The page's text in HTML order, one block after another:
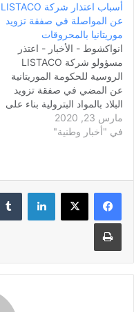
الروسية عن التعاقد مع
الحكومة، بينما ذكر موقع آفريك
ريم أن الحكومة الحكومة
الموريتانية…
أسباب اعتذار شركة LISTACO
عن المواصلة في صفقة تزويد
موريتانيا بالمحروقات
انواكشوط - الأخبار - اعتذر
مسؤولو شركة LISTACO
الروسية للحكومة الموريتانية
عن المضي في صفقة تزويد
البلاد بالمواد البترولية بناء على
مفاوضات بين الطرفين أجريت
خلال شهر فبراير الماضي،
في ما وصفته…
مارس 23, 2020
في "أخبار وطنية"
لينكدإن
طباعة